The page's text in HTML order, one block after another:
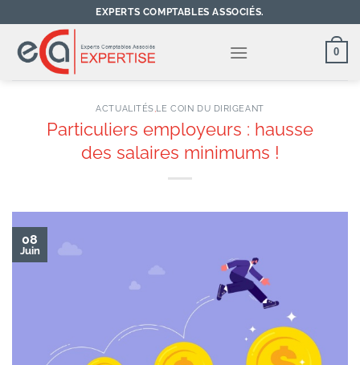
au
contenu
EXPERTS COMPTABLES ASSOCIÉS.
0
ACTUALITÉS,LE COIN DU DIRIGEANT
Particuliers employeurs : hausse
des salaires minimums !
08
Juin